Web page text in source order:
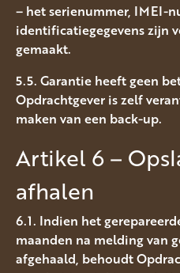
– het serienummer, IMEI-
identificatiegegevens zijn
gemaakt.
5.5. Garantie heeft geen
Opdrachtgever is zelf
maken van een back-up.
Artikel 6 –
afhalen
6.1. Indien het
maanden na melding van
afgehaald, behoudt